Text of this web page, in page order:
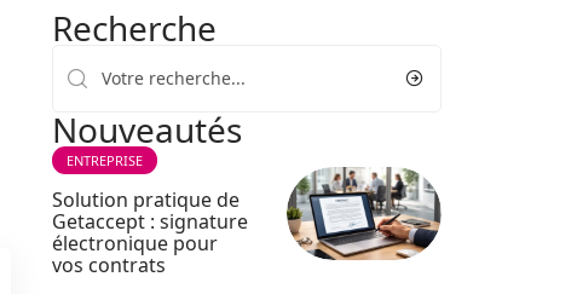
Recherche
Nouveautés
ENTREPRISE
Solution pratique de
Getaccept : signature
électronique pour
vos contrats